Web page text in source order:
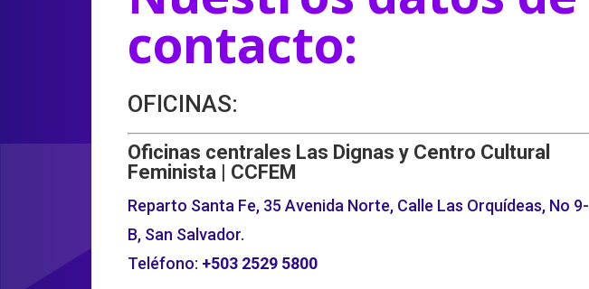
contacto:
OFICINAS:
Oficinas centrales Las Dignas y Centro Cultural
Feminista | CCFEM
Reparto Santa Fe, 35 Avenida Norte, Calle Las Orquídeas, No 9-
B, San Salvador.
Teléfono: +503 2529 5800